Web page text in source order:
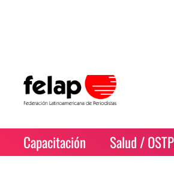
Capacitación Salud /